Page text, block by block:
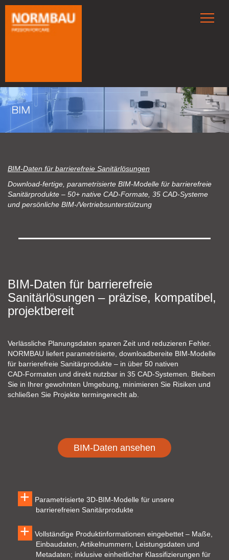
BIM‑Daten für barrierefreie Sanitärlösungen
Download‑fertige, parametrisierte BIM‑Modelle für barrierefreie
Sanitärprodukte – 50+ native CAD‑Formate, 35 CAD‑Systeme
und persönliche BIM‑/Vertriebsunterstützung
BIM‑Daten für barrierefreie
Sanitärlösungen – präzise, kompatibel,
projektbereit
Verlässliche Planungsdaten sparen Zeit und reduzieren Fehler.
NORMBAU liefert parametrisierte, downloadbereite BIM‑Modelle
für barrierefreie Sanitärprodukte – in über 50 nativen
CAD‑Formaten und direkt nutzbar in 35 CAD‑Systemen. Bleiben
Sie in Ihrer gewohnten Umgebung, minimieren Sie Risiken und
schließen Sie Projekte termingerecht ab.
BIM-Daten ansehen
Parametrisierte 3D‑BIM‑Modelle für unsere
barrierefreien Sanitärprodukte
Vollständige Produktinformationen eingebettet – Maße,
Einbaudaten, Artikelnummern, Leistungsdaten und
Metadaten; inklusive einheitlicher Klassifizierungen für